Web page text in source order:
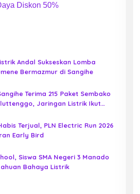
Diskon 50%
Andal Sukseskan Lomba
Bermazmur di Sangihe
Terima 215 Paket Sembako
Jaringan Listrik Ikut
Terjual, PLN Electric Run 2026
Early Bird
Siswa SMA Negeri 3 Manado
Bahaya Listrik